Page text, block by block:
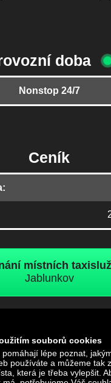
doba
Nonstop 24/7
Ceník
místních
Jablunkov
souborů cookies
lépe poznat,
používáte a můžeme tak
která je třeba vylepšit.